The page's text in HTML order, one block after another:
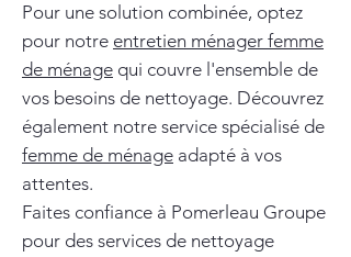
Pour une solution combinée, optez
pour notre entretien ménager femme
de ménage qui couvre l'ensemble de
vos besoins de nettoyage. Découvrez
également notre service spécialisé de
femme de ménage adapté à vos
attentes.
Faites confiance à Pomerleau Groupe
pour des services de nettoyage